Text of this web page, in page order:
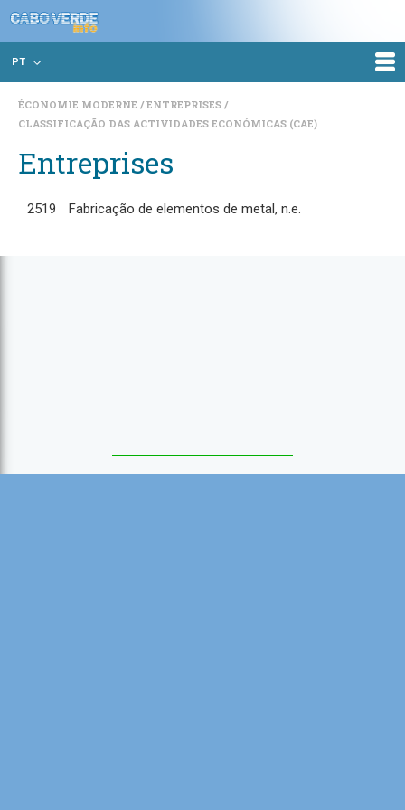
PT
ÉCONOMIE MODERNE
ENTREPRISES
CLASSIFICAÇÃO DAS ACTIVIDADES ECONÓMICAS (CAE)
Entreprises
2519 Fabricação de elementos de metal, n.e.